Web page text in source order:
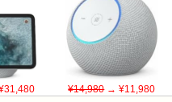
¥14,980→ ¥11,980